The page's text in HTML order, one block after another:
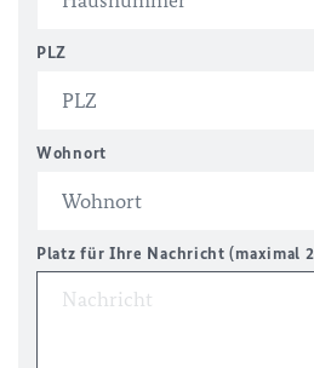
PLZ
Wohnort
Platz für Ihre Nachricht (maximal